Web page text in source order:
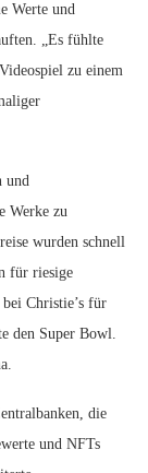
Werte und
„Es fühlte
zu einem
und
Werke zu
wurden schnell
für riesige
Christie’s für
den Super Bowl.
die
und NFTs